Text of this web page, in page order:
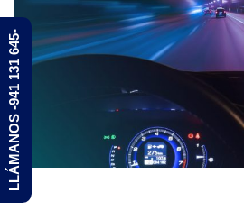
LLÁMANOS -941 131 645-